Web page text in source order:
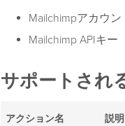
Mailchimpアカウン
Mailchimp APIキー
サポートされ
アクション名 説明